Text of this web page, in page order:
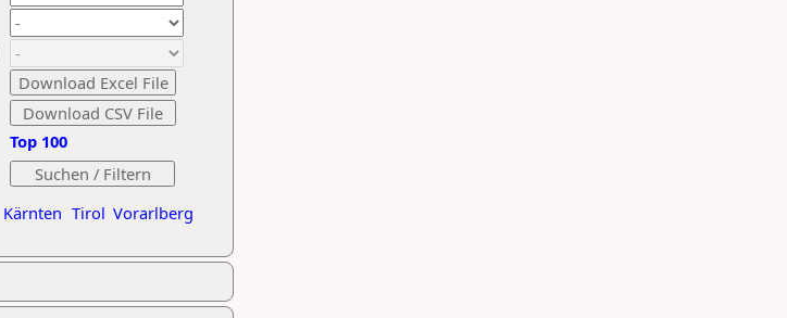
Kärnten Tirol Vorarlberg
Top 100